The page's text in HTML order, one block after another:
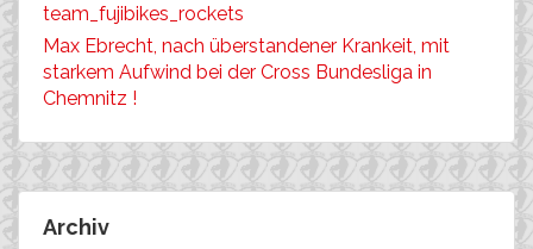
team_fujibikes_rockets
Max Ebrecht, nach überstandener Krankeit, mit
starkem Aufwind bei der Cross Bundesliga in
Chemnitz !
Archiv